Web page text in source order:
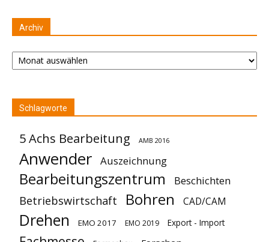
Archiv
Archiv
Schlagworte
5 Achs Bearbeitung AMB 2016
Anwender Auszeichnung
Bearbeitungszentrum Beschichten
Betriebswirtschaft Bohren CAD/CAM
Drehen EMO 2017 EMO 2019 Export - Import